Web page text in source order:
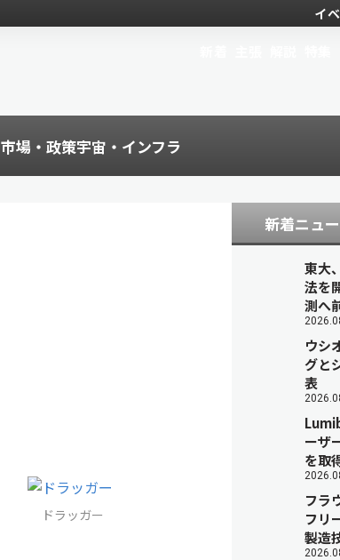
イ
市場・政策宇宙・インフラ
ドラッガー
新着ニュ
東大
法を
測へ
ウシ
グと
表
ーザ
を取
フラ
フリ
製造